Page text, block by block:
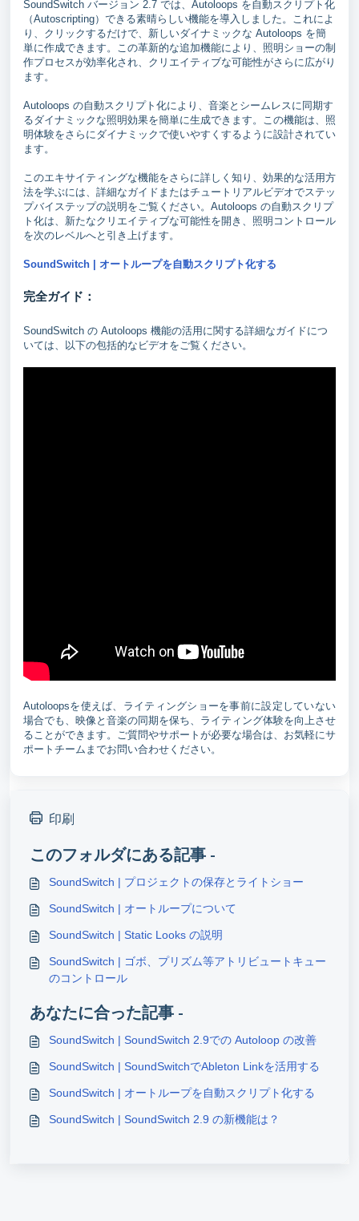
SoundSwitch バージョン 2.7 では、Autoloops を自動スクリプト化
（Autoscripting）できる素晴らしい機能を導入しました。これによ
り、クリックするだけで、新しいダイナミックな Autoloops を簡
単に作成できます。この革新的な追加機能により、照明ショーの制
作プロセスが効率化され、クリエイティブな可能性がさらに広がり
ます。
Autoloops の自動スクリプト化により、音楽とシームレスに同期す
るダイナミックな照明効果を簡単に生成できます。この機能は、照
明体験をさらにダイナミックで使いやすくするように設計されてい
ます。
このエキサイティングな機能をさらに詳しく知り、効果的な活用方
法を学ぶには、詳細なガイドまたはチュートリアルビデオでステッ
プバイステップの説明をご覧ください。Autoloops の自動スクリプ
ト化は、新たなクリエイティブな可能性を開き、照明コントロール
を次のレベルへと引き上げます。
SoundSwitch | オートループを自動スクリプト化する
完全ガイド：
SoundSwitch の Autoloops 機能の活用に関する詳細なガイドにつ
いては、以下の包括的なビデオをご覧ください。
Autoloopsを使えば、ライティングショーを事前に設定していない
場合でも、映像と音楽の同期を保ち、ライティング体験を向上させ
ることができます。ご質問やサポートが必要な場合は、お気軽にサ
ポートチームまでお問い合わせください。
印刷
このフォルダにある記事 -
SoundSwitch | プロジェクトの保存とライトショー
SoundSwitch | オートループについて
SoundSwitch | Static Looks の説明
SoundSwitch | ゴボ、プリズム等アトリビュートキュー
のコントロール
あなたに合った記事 -
SoundSwitch | SoundSwitch 2.9での Autoloop の改善
SoundSwitch | SoundSwitchでAbleton Linkを活用する
SoundSwitch | オートループを自動スクリプト化する
SoundSwitch | SoundSwitch 2.9 の新機能は？